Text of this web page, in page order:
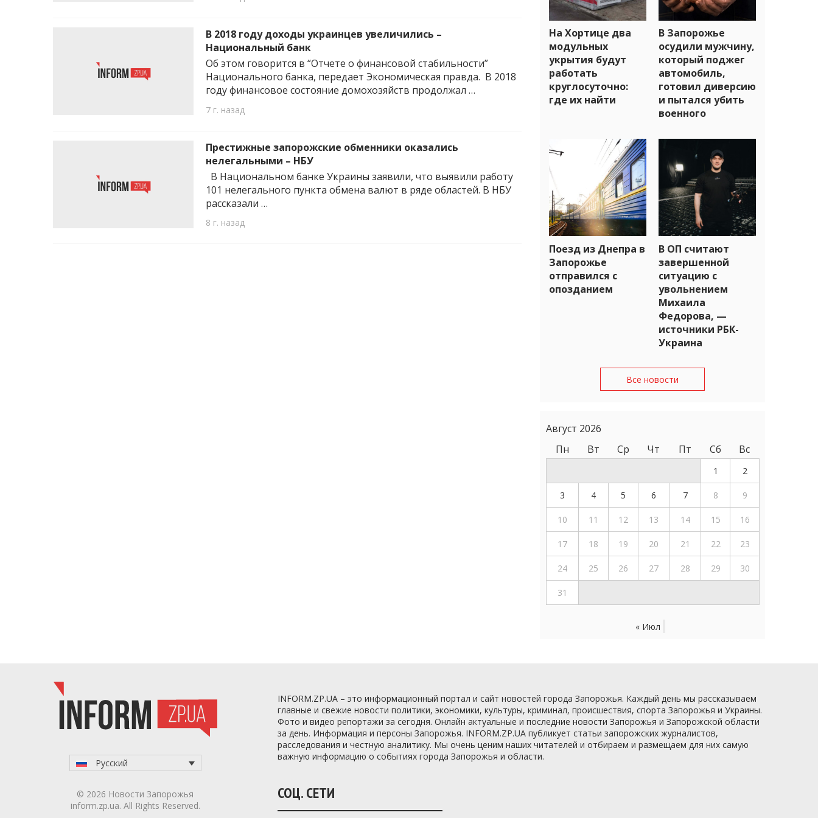
В 2018 году доходы украинцев увеличились –
Национальный банк
Об этом говорится в “Отчете о финансовой стабильности”
Национального банка, передает Экономическая правда. В 2018
году финансовое состояние домохозяйств продолжал …
7 г. назад
Престижные запорожские обменники оказались
нелегальными – НБУ
В Национальном банке Украины заявили, что выявили работу
101 нелегального пункта обмена валют в ряде областей. В НБУ
рассказали …
8 г. назад
На Хортице два
модульных
укрытия будут
работать
круглосуточно:
где их найти
В Запорожье
осудили мужчину,
который поджег
автомобиль,
готовил диверсию
и пытался убить
военного
Поезд из Днепра в
Запорожье
отправился с
опозданием
В ОП считают
завершенной
ситуацию с
увольнением
Михаила
Федорова, —
источники РБК-
Украина
Все новости
Август 2026
Пн
Вт Ср Чт Пт Сб Вс
1 2
3 4 5 6 7 8 9
10 11 12 13 14 15 16
17 18 19 20 21 22 23
24 25 26 27 28 29 30
31
« Июл
INFORM.ZP.UA – это информационный портал и сайт новостей города Запорожья. Каждый день мы рассказываем
главные и свежие новости политики, экономики, культуры, криминал, происшествия, спорта Запорожья и Украины.
Фото и видео репортажи за сегодня. Онлайн актуальные и последние новости Запорожья и Запорожской области
за день. Информация и персоны Запорожья. INFORM.ZP.UA публикует статьи запорожских журналистов,
расследования и честную аналитику. Мы очень ценим наших читателей и отбираем и размещаем для них самую
важную информацию о событиях города Запорожья и области.
СОЦ. СЕТИ
Русский
© 2026 Новости Запорожья
inform.zp.ua. All Rights Reserved.